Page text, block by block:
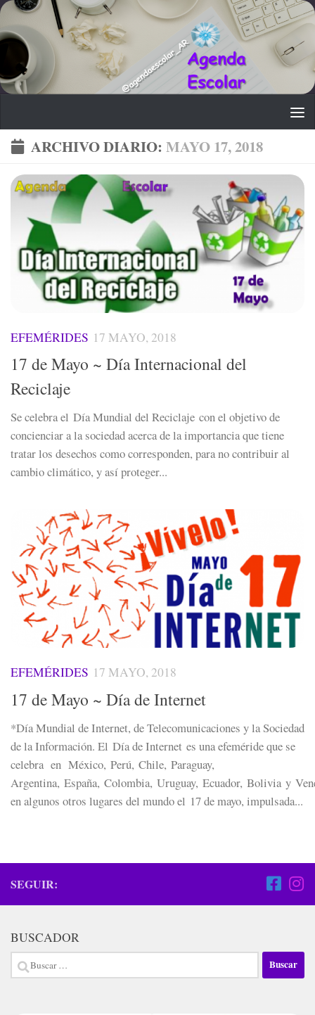
Saltar al contenido
ARCHIVO DIARIO: MAYO 17, 2018
EFEMÉRIDES 17 MAYO, 2018
17 de Mayo ~ Día Internacional del
Reciclaje
Se celebra el Día Mundial del Reciclaje con el objetivo de
concienciar a la sociedad acerca de la importancia que tiene
tratar los desechos como corresponden, para no contribuir al
cambio climático, y así proteger...
EFEMÉRIDES 17 MAYO, 2018
17 de Mayo ~ Día de Internet
*Día Mundial de Internet, de Telecomunicaciones y la Sociedad
de la Información. El Día de Internet es una efeméride que se
celebra en México, Perú, Chile, Paraguay,
Argentina, España, Colombia, Uruguay, Ecuador, Bolivia y
en algunos otros lugares del mundo el 17 de mayo, impulsada...
SEGUIR:
BUSCADOR
Buscar: